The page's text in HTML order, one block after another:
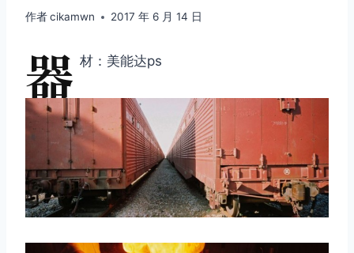
作者cikamwn 2017 年 6 月 14 日
器 材：美能达ps